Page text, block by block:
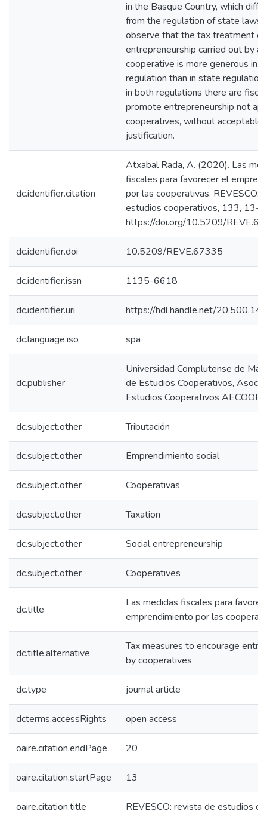
in the Basque Country, which
from the regulation of state laws.
observe that the tax treatment of
entrepreneurship carried out by a
cooperative is more generous in
regulation than in state
in both regulations there are
promote entrepreneurship not
cooperatives, without acceptable
justification.
dc.identifier.citation
Atxabal Rada, A. (2020). Las
fiscales para favorecer el
por las cooperativas. REVESCO:
estudios cooperativos, 133, 13-
https://doi.org/10.5209/
dc.identifier.doi 10.5209/REVE.67335
dc.identifier.issn 1135-6618
dc.identifier.uri https://hdl.handle.net/
dc.language.iso spa
dc.publisher
Universidad Complutense de
de Estudios Cooperativos,
Estudios Cooperativos AECOOP
dc.subject.other Tributación
dc.subject.other Emprendimiento social
dc.subject.other Cooperativas
dc.subject.other Taxation
dc.subject.other Social entrepreneurship
dc.subject.other Cooperatives
dc.title
Las medidas fiscales para
emprendimiento por las
dc.title.alternative
Tax measures to encourage
by cooperatives
dc.type journal article
dcterms.accessRights open access
oaire.citation.endPage 20
oaire.citation.startPage 13
oaire.citation.title REVESCO: revista de estudios